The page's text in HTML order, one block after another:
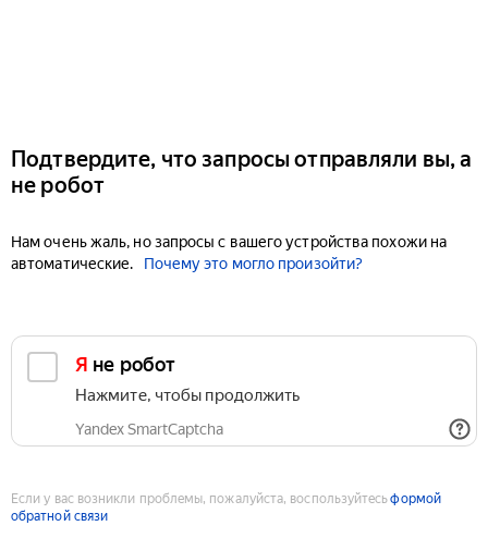
Подтвердите, что запросы отправляли вы, а
не робот
Нам очень жаль, но запросы с вашего устройства похожи на
автоматические.
Почему это могло произойти?
Я не робот
Нажмите, чтобы продолжить
Yandex SmartCaptcha
Если у вас возникли проблемы, пожалуйста, воспользуйтесьформой
обратной связи